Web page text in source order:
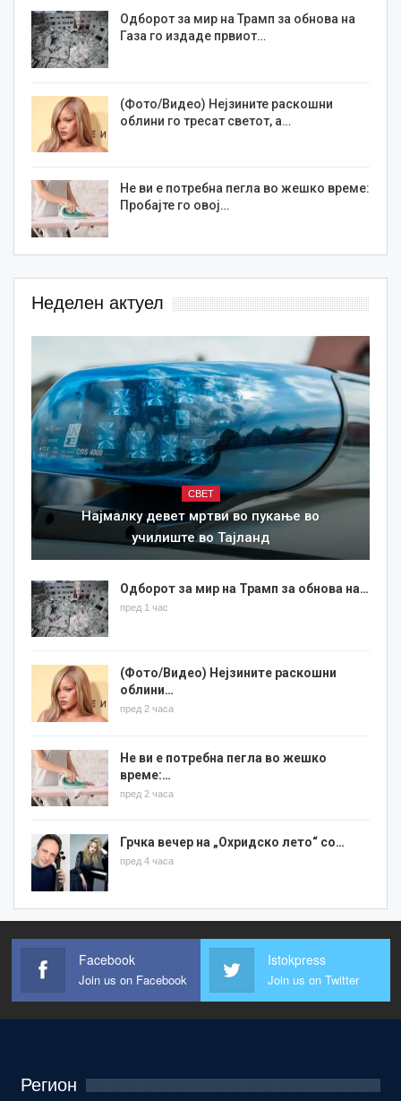
Одборот за мир на Трамп за обнова на
Газа го издаде првиот…
(Фото/Видео) Нејзините раскошни
облини го тресат светот, а…
Не ви е потребна пегла во жешко време:
Пробајте го овој…
Неделен актуел
СВЕТ
Најмалку девет мртви во пукање во
училиште во Тајланд
Одборот за мир на Трамп за обнова на…
пред 1 час
(Фото/Видео) Нејзините раскошни
облини…
пред 2 часа
Не ви е потребна пегла во жешко
време:…
пред 2 часа
Грчка вечер на „Охридско лето“ со…
пред 4 часа
Facebook
Join us on Facebook
Istokpress
Join us on Twitter
Регион